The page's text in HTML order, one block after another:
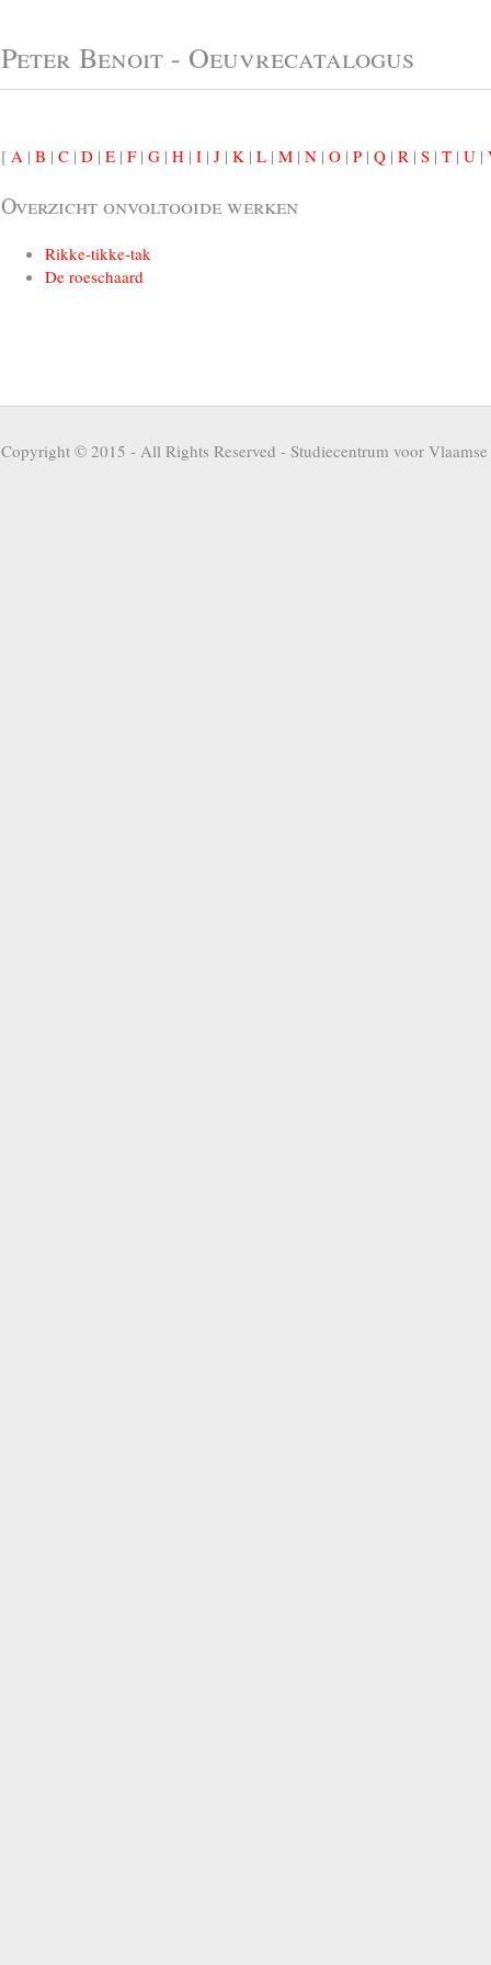
Peter Benoit - Oeuvrecatalogus
[ A | B | C | D | E | F| G | H | I | J | K | L | M | N | O | P | Q | R | S | T | U |
Overzicht onvoltooide werken
Rikke-tikke-tak
De roeschaard
Copyright © 2015 - All Rights Reserved - Studiecentrum voor